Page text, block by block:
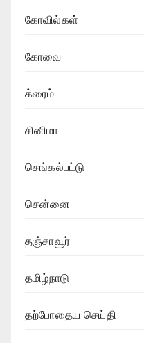
கோவில்கள்
கோவை
க்ரைம்
சினிமா
செங்கல்பட்டு
சென்னை
தஞ்சாவூர்
தமிழ்நாடு
தற்போதைய செய்தி